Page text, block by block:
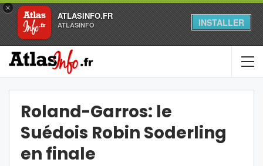
×
ATLASINFO.FR
ATLASINFO INSTALLER
Roland-Garros: le
Suédois Robin Soderling
en finale